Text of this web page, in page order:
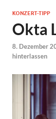
KONZERT-TIPP
Okta
8. Dezember
hinterlassen